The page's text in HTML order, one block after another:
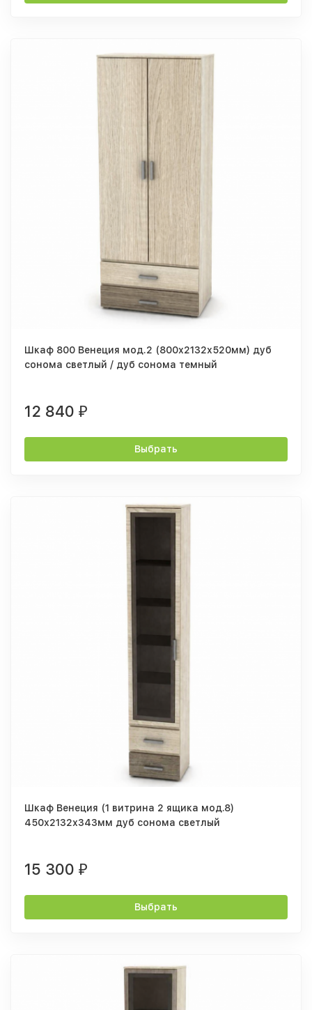
Шкаф 800 Венеция мод.2 (800х2132х520мм) дуб
сонома светлый / дуб сонома темный
12 840 ₽
Выбрать
Шкаф Венеция (1 витрина 2 ящика мод.8)
450х2132х343мм дуб сонома светлый
15 300 ₽
Выбрать